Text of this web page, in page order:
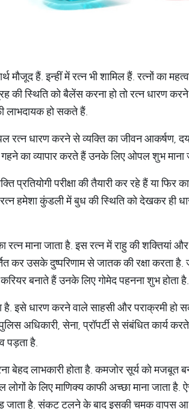
मौजूद हैं. इन्हीं में रत्न भी शामिल हैं. रत्नों का
की स्थिति को बैलेंस करना हो तो रत्न धारण
लाभदायक हो सकते हैं.
धारण करने से व्यक्ति का जीवन आकर्षण,
का व्यापार करते हैं उनके लिए ओपल शुभ माना
प्रतियोगी परीक्षा की तैयारी कर रहे हैं या
रत्न हमेशा कुंडली में बुध की स्थिति को देखकर
रत्न माना जाता है. इस रत्न में राहु की शक्तियां
कर उसके दुष्परिणाम से जातक की रक्षा करता है.
बनाते हैं उनके लिए गोमेद पहनना शुभ होता है.
है. इसे धारण करने वाले साहसी और पराक्रमी
अधिकारी, सेना, प्रॉपर्टी से संबंधित कार्य
पड़ता है.
लाभकारी होता है. कमजोर सूर्य को मजबूत
लोगों के लिए माणिक्य काफी अच्छा माना जाता
जाता है. संकट टलने के बाद इसकी चमक वापस आ